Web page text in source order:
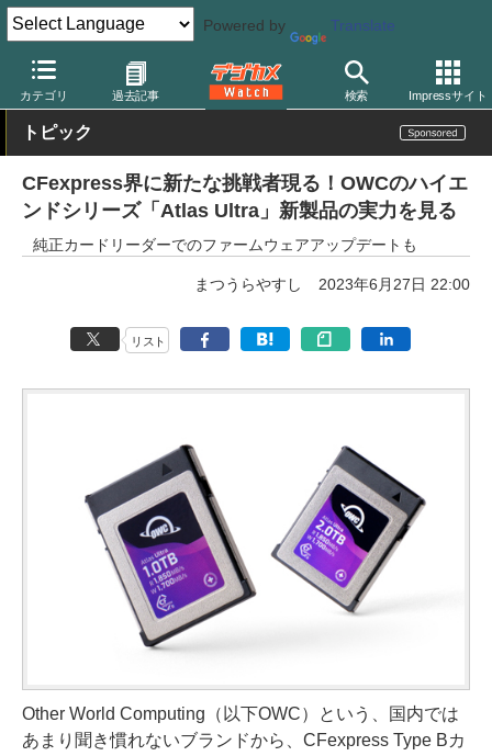
Powered by Translate
カテゴリ 過去記事 検索 Impressサイト
デジカメ Watch 撮影用品 記録メディア/カードリーダー OWC
トピック
CFexpress界に新たな挑戦者現る！OWCのハイエ
ンドシリーズ「Atlas Ultra」新製品の実力を見る
純正カードリーダーでのファームウェアアップデートも
まつうらやすし 2023年6月27日 22:00
リスト
Other World Computing（以下OWC）という、国内では
あまり聞き慣れないブランドから、CFexpress Type Bカ